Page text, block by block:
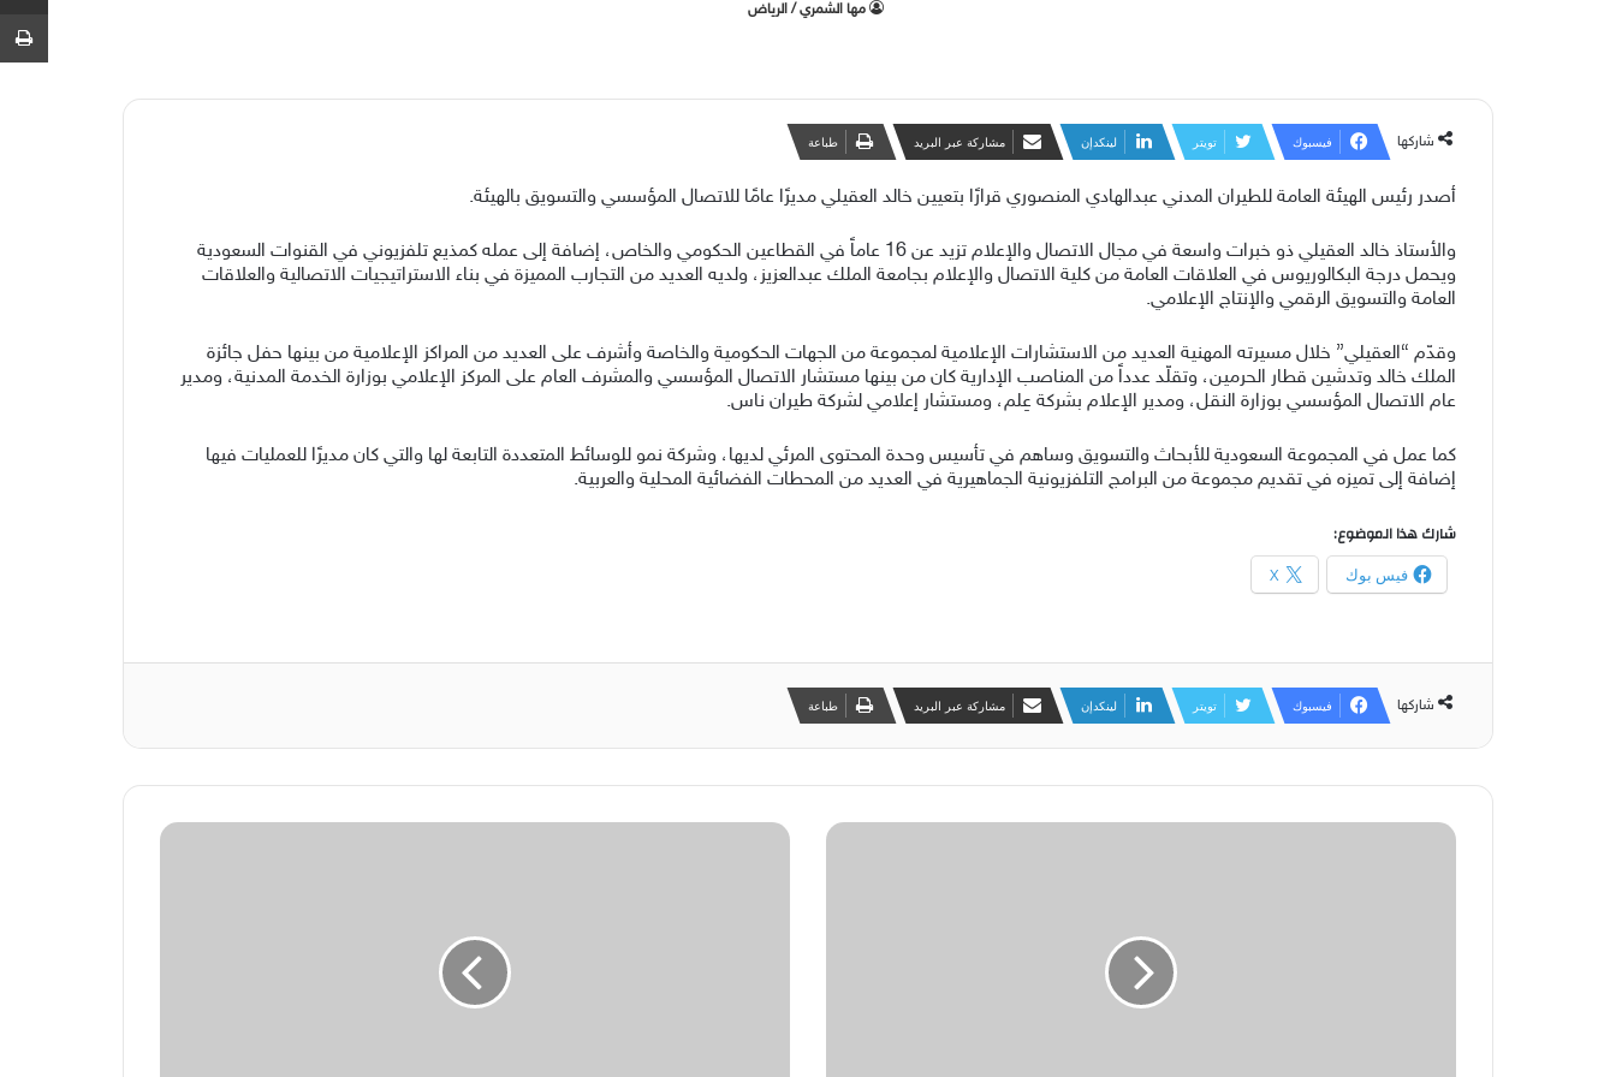
‫مها الشمري / الرياض
شاركها فيسبوك تويتر لينكدإن مشاركة عبر البريد طباعة
أصدر رئيس الهيئة العامة للطيران المدني عبدالهادي المنصوري قرارًا بتعيين خالد العقيلي مديرًا عامًا للاتصال المؤسسي والتسويق بالهيئة.
والأستاذ خالد العقيلي ذو خبرات واسعة في مجال الاتصال والإعلام تزيد عن 16 عاماً في القطاعين الحكومي والخاص، إضافة إلى عمله كمذيع تلفزيوني في القنوات السعودية
ويحمل درجة البكالوريوس في العلاقات العامة من كلية الاتصال والإعلام بجامعة الملك عبدالعزيز، ولديه العديد من التجارب المميزة في بناء الاستراتيجيات الاتصالية والعلاقات
العامة والتسويق الرقمي والإنتاج الإعلامي.
وقدّم “العقيلي” خلال مسيرته المهنية العديد من الاستشارات الإعلامية لمجموعة من الجهات الحكومية والخاصة وأشرف على العديد من المراكز الإعلامية من بينها حفل جائزة
الملك خالد وتدشين قطار الحرمين، وتقلّد عدداً من المناصب الإدارية كان من بينها مستشار الاتصال المؤسسي والمشرف العام على المركز الإعلامي بوزارة الخدمة المدنية، ومدير
عام الاتصال المؤسسي بوزارة النقل، ومدير الإعلام بشركة عِلم، ومستشار إعلامي لشركة طيران ناس.
كما عمل في المجموعة السعودية للأبحاث والتسويق وساهم في تأسيس وحدة المحتوى المرئي لديها، وشركة نمو للوسائط المتعددة التابعة لها والتي كان مديرًا للعمليات فيها
إضافة إلى تميزه في تقديم مجموعة من البرامج التلفزيونية الجماهيرية في العديد من المحطات الفضائية المحلية والعربية.
شارك هذا الموضوع:
فيس بوك X
شاركها فيسبوك تويتر لينكدإن مشاركة عبر البريد طباعة